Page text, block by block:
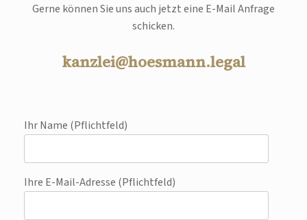
Gerne können Sie uns auch jetzt eine E-Mail Anfrage
schicken.
kanzlei@hoesmann.legal
Ihr Name (Pflichtfeld)
Ihre E-Mail-Adresse (Pflichtfeld)